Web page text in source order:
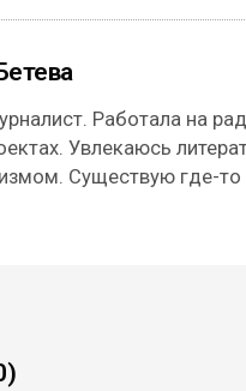
Работала на
Увлекаюсь
Существую где-